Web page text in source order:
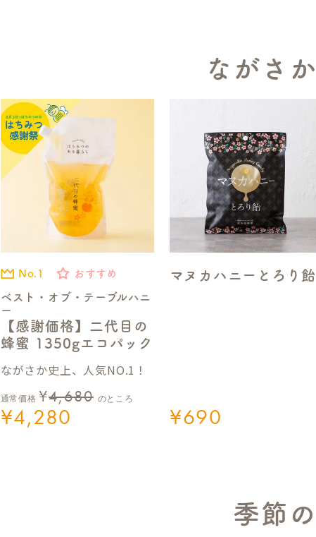
ながさ
No.1 おすすめ
ベスト・オブ・テーブルハニ
ー
【感謝価格】二代目の
蜂蜜 1350gエコパック
ながさか史上、人気NO.1！
通常価格 ¥4,680 のところ
¥4,280
マヌカハニーとろり飴
¥690
季節